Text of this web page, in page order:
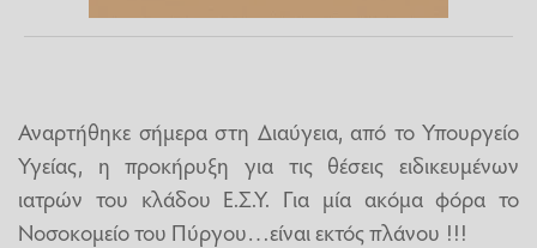
Αναρτήθηκε σήμερα στη Διαύγεια, από το Υπουργείο
Υγείας, η προκήρυξη για τις θέσεις ειδικευμένων
ιατρών του κλάδου Ε.Σ.Υ. Για μία ακόμα φόρα το
Νοσοκομείο του Πύργου…είναι εκτός πλάνου !!!